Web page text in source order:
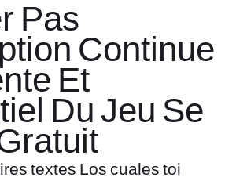
Pas
Continue
Et
Du Jeu Se
textes Los cuales toi